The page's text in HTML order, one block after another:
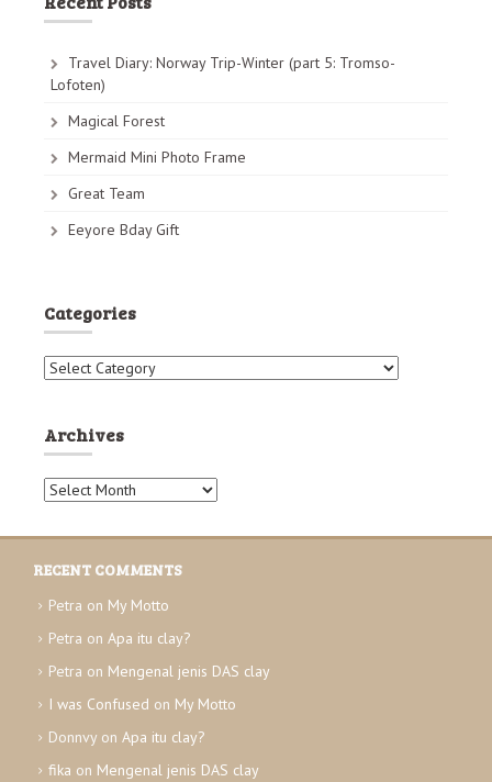
s
n
a
v
g
a
o
n
Travel Diary: Norway Trip-Winter (part 5: Tromso-
Lofoten)
Magical Forest
Mermaid Mini Photo Frame
Great Team
Eeyore Bday Gift
Categories
C
e
g
o
r
e
s
Archives
A
c
i
v
s
RECENT COMMENTS
Petra on My Motto
Petra on Apa itu clay?
Petra on Mengenal jenis DAS clay
I was Confused on My Motto
Donnvy on Apa itu clay?
fika on Mengenal jenis DAS clay